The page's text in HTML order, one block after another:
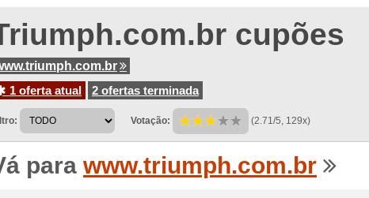
cupões
1 oferta atual
2 ofertas terminada
Votação: (2.71/5, 129x)
para www.triumph.com.br